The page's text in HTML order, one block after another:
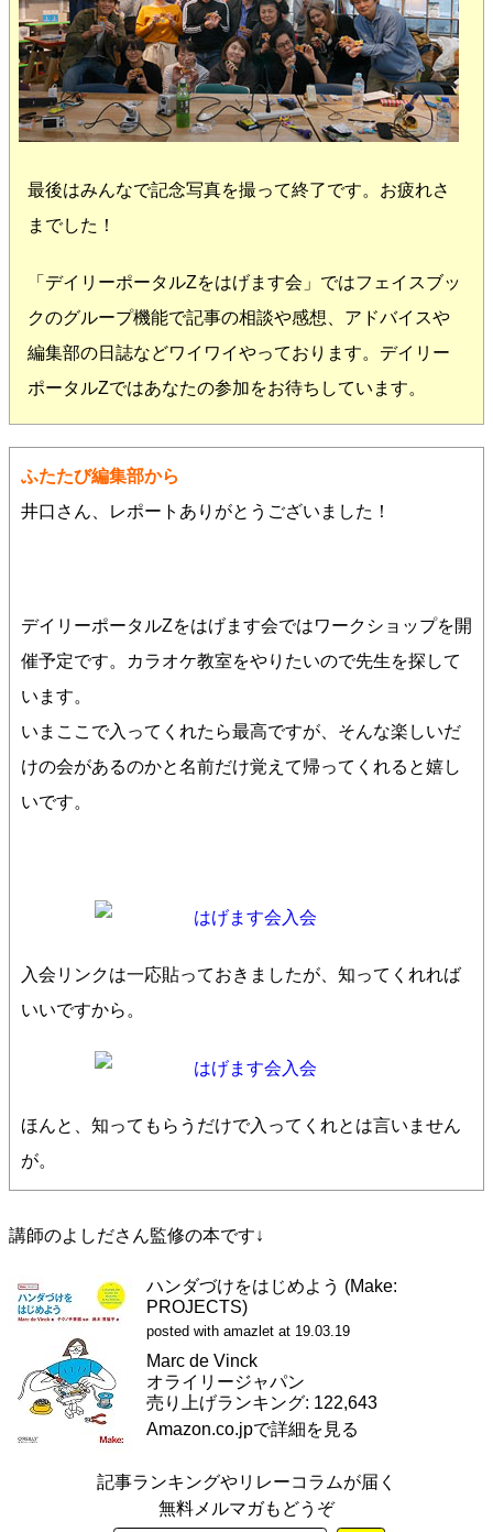
最後はみんなで記念写真を撮って終了です。お疲れさ
までした！
「デイリーポータルZをはげます会」ではフェイスブッ
クのグループ機能で記事の相談や感想、アドバイスや
編集部の日誌などワイワイやっております。デイリー
ポータルZではあなたの参加をお待ちしています。
ふたたび編集部から
井口さん、レポートありがとうございました！
デイリーポータルZをはげます会ではワークショップを開
催予定です。カラオケ教室をやりたいので先生を探して
います。
いまここで入ってくれたら最高ですが、そんな楽しいだ
けの会があるのかと名前だけ覚えて帰ってくれると嬉し
いです。
入会リンクは一応貼っておきましたが、知ってくれれば
いいですから。
ほんと、知ってもらうだけで入ってくれとは言いません
が。
講師のよしださん監修の本です↓
ハンダづけをはじめよう (Make:
PROJECTS)
posted with amazlet at 19.03.19
Marc de Vinck
オライリージャパン
売り上げランキング: 122,643
Amazon.co.jpで詳細を見る
記事ランキングやリレーコラムが届く
無料メルマガもどうぞ